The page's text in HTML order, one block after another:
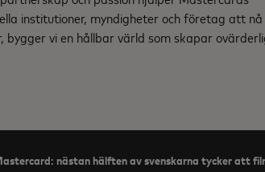
institutioner, myndigheter och företag att nå
vi en hållbar värld som skapar
nästan hälften av svenskarna tycker att